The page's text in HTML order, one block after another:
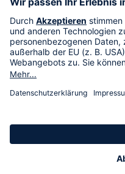
Im TV
HSE International